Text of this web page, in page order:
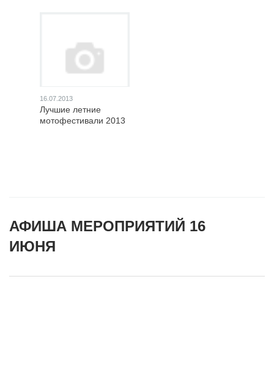
16.07.2013
Лучшие летние
мотофестивали 2013
АФИША МЕРОПРИЯТИЙ 16
ИЮНЯ